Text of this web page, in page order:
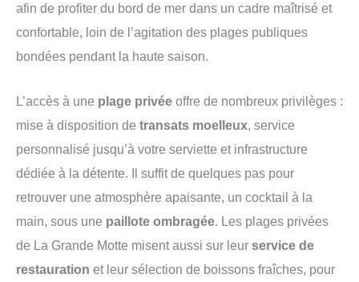
afin de profiter du bord de mer dans un cadre maîtrisé et
confortable, loin de l’agitation des plages publiques
bondées pendant la haute saison.
L’accès à une plage privée offre de nombreux privilèges :
mise à disposition de transats moelleux, service
personnalisé jusqu’à votre serviette et infrastructure
dédiée à la détente. Il suffit de quelques pas pour
retrouver une atmosphère apaisante, un cocktail à la
main, sous une paillote ombragée. Les plages privées
de La Grande Motte misent aussi sur leur service de
restauration et leur sélection de boissons fraîches, pour